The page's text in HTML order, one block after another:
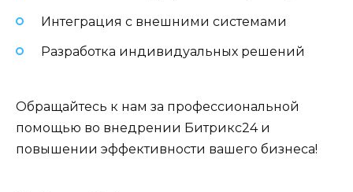
Интеграция с внешними системами
Разработка индивидуальных решений
Обращайтесь к нам за профессиональной
помощью во внедрении Битрикс24 и
повышении эффективности вашего бизнеса!